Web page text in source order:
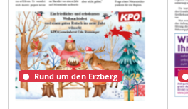
Rund um den Erzberg